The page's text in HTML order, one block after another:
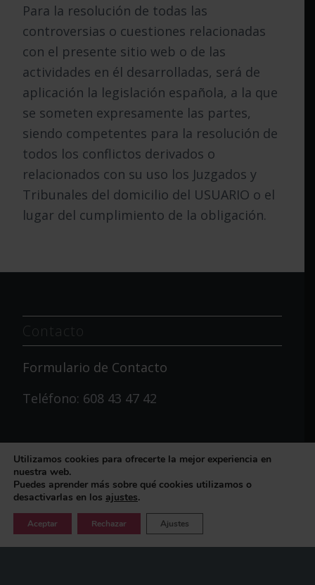
Para la resolución de todas las
controversias o cuestiones relacionadas
con el presente sitio web o de las
actividades en él desarrolladas, será de
aplicación la legislación española, a la que
se someten expresamente las partes,
siendo competentes para la resolución de
todos los conflictos derivados o
relacionados con su uso los Juzgados y
Tribunales del domicilio del USUARIO o el
lugar del cumplimiento de la obligación.
Contacto
Formulario de Contacto
Teléfono: 608 43 47 42
Redes Sociales
Utilizamos cookies para ofrecerte la mejor experiencia en
nuestra web.
Puedes aprender más sobre qué cookies utilizamos o
desactivarlas en los ajustes.
Aceptar Rechazar Ajustes
¿Dudas sobre la oposición?